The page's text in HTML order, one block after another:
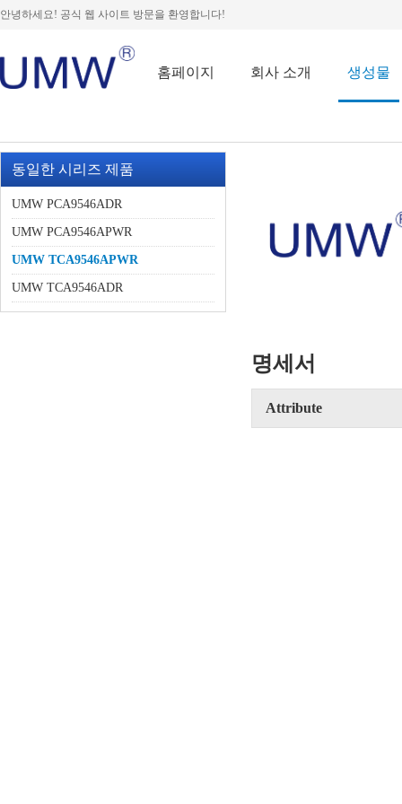
안녕하세요! 공식 웹 사이트 방문을 환영합니다!
홈페이지 회사 소개 생성물
동일한 시리즈 제품
UMW PCA9546ADR
UMW PCA9546APWR
UMW TCA9546APWR
UMW TCA9546ADR
명세서
Attribute